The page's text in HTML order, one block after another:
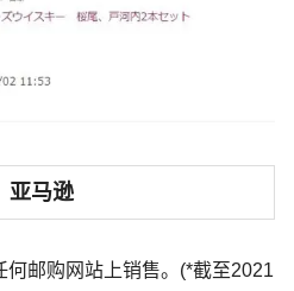
亚马逊
何邮购网站上销售。(*截至2021